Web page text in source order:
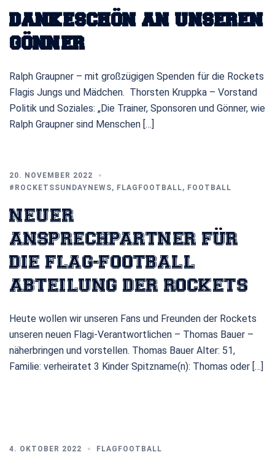
DANKESCHÖN AN UNSEREN
GÖNNER
Ralph Graupner – mit großzügigen Spenden für die Rockets
Flagis Jungs und Mädchen. Thorsten Kruppka – Vorstand
Politik und Soziales: „Die Trainer, Sponsoren und Gönner, wie
Ralph Graupner sind Menschen […]
20. NOVEMBER 2022
#ROCKETSSUNDAYNEWS, FLAGFOOTBALL, FOOTBALL
NEUER
ANSPRECHPARTNER FÜR
DIE FLAG-FOOTBALL
ABTEILUNG DER ROCKETS
Heute wollen wir unseren Fans und Freunden der Rockets
unseren neuen Flagi-Verantwortlichen – Thomas Bauer –
näherbringen und vorstellen. Thomas Bauer Alter: 51,
Familie: verheiratet 3 Kinder Spitzname(n): Thomas oder […]
4. OKTOBER 2022 FLAGFOOTBALL